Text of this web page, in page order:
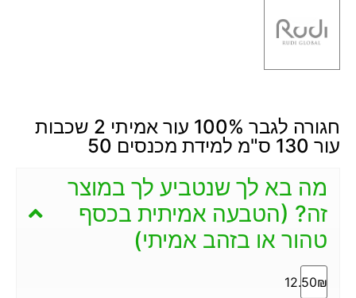
חגורה לגבר 100% עור אמיתי 2 שכבות
עור 130 ס"מ למידת מכנסים 50
מה בא לך שנטביע לך במוצר
זה? (הטבעה אמיתית בכסף
טהור או בזהב אמיתי)
12.50₪